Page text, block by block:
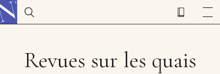
Revues sur les quais